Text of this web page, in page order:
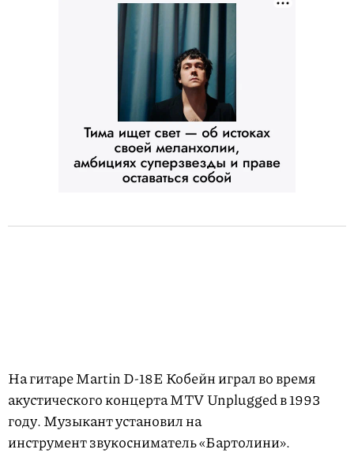
На гитаре Martin D-18E Кобейн играл во время
акустического концерта MTV Unplugged в 1993
году. Музыкант установил на
инструмент звукосниматель «Бартолини».